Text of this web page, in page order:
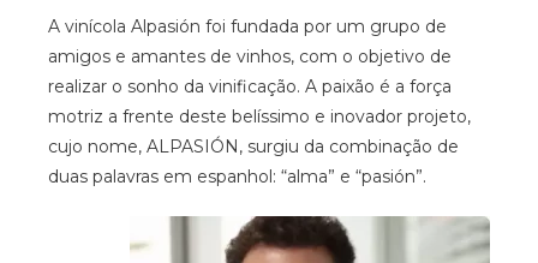
A vinícola Alpasión foi fundada por um grupo de
amigos e amantes de vinhos, com o objetivo de
realizar o sonho da vinificação. A paixão é a força
motriz a frente deste belíssimo e inovador projeto,
cujo nome, ALPASIÓN, surgiu da combinação de
duas palavras em espanhol: “alma” e “pasión”.